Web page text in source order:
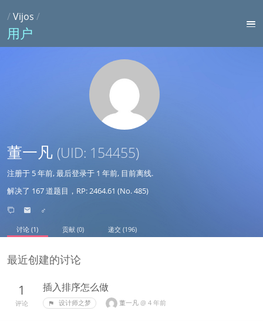
/Vijos /
用户
董一凡 (UID: 154455)
注册于 5 年前, 最后登录于 1 年前, 目前离线.
解决了 167 道题目，RP: 2464.61 (No. 485)
♂
讨论 (1) 贡献 (0) 递交 (196)
最近创建的讨论
1
评论
插入排序怎么做
设计师之梦 董一凡 @ 4 年前